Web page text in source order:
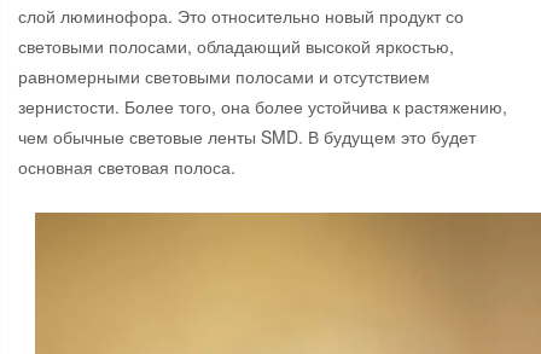
слой люминофора. Это относительно новый продукт со
световыми полосами, обладающий высокой яркостью,
равномерными световыми полосами и отсутствием
зернистости. Более того, она более устойчива к растяжению,
чем обычные световые ленты SMD. В будущем это будет
основная световая полоса.